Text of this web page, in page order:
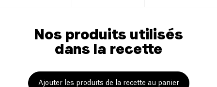
Nos produits utilisés
dans la recette
Ajouter les produits de la recette au panier